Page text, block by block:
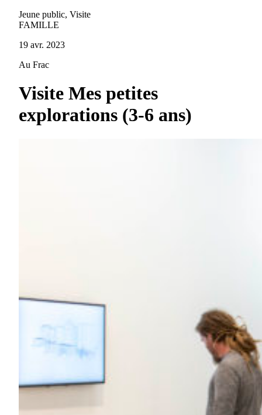
Jeune public, Visite
FAMILLE
19 avr. 2023
Au Frac
Visite Mes petites
explorations (3-6 ans)